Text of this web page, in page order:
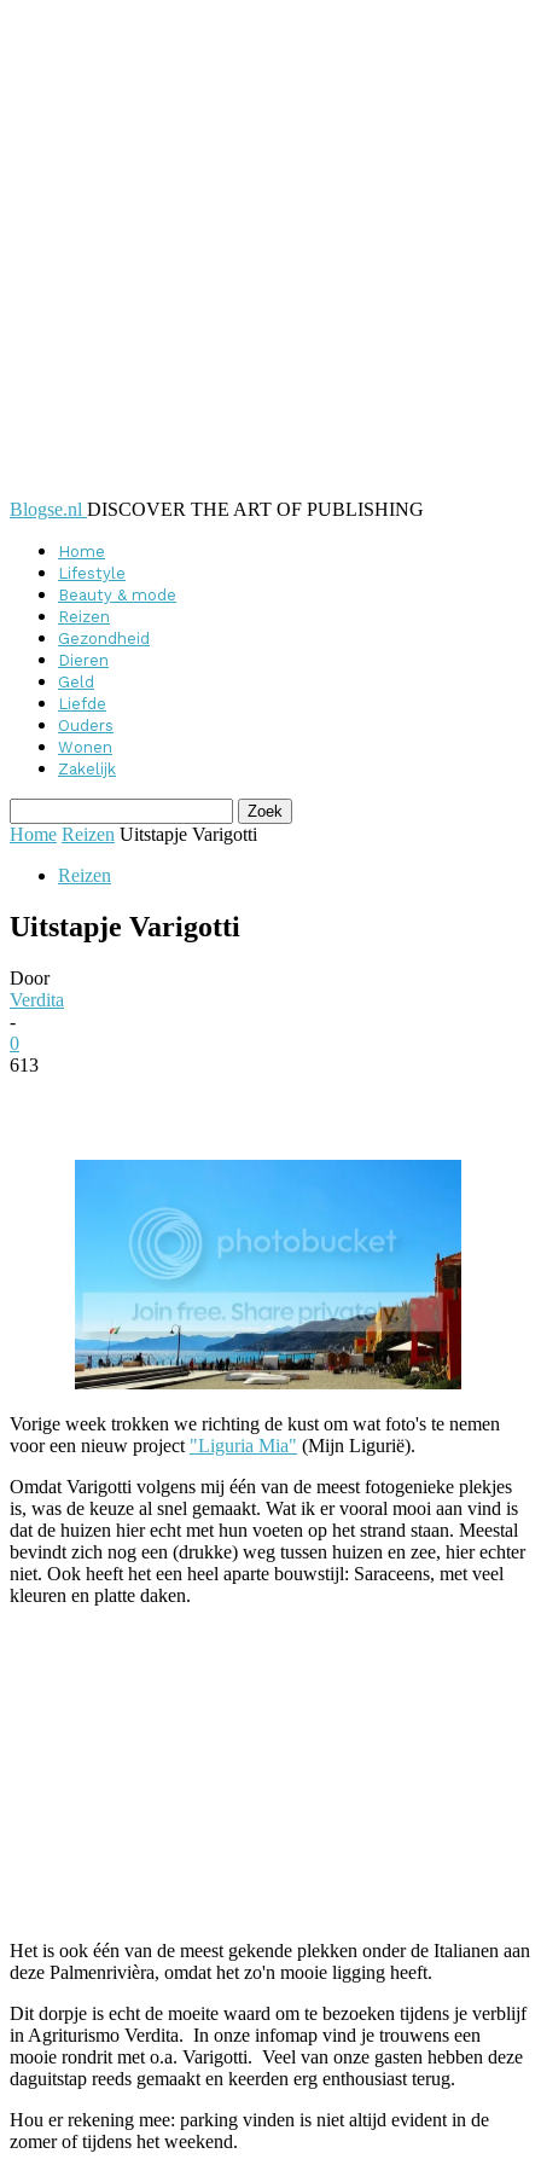
Blogse.nl DISCOVER THE ART OF PUBLISHING
Home
Lifestyle
Beauty & mode
Reizen
Gezondheid
Dieren
Geld
Liefde
Ouders
Wonen
Zakelijk
Home Reizen Uitstapje Varigotti
Reizen
Uitstapje Varigotti
Door
Verdita
-
0
613
Vorige week trokken we richting de kust om wat foto's te nemen
voor een nieuw project "Liguria Mia" (Mijn Ligurië).
Omdat Varigotti volgens mij één van de meest fotogenieke plekjes
is, was de keuze al snel gemaakt. Wat ik er vooral mooi aan vind is
dat de huizen hier echt met hun voeten op het strand staan. Meestal
bevindt zich nog een (drukke) weg tussen huizen en zee, hier echter
niet. Ook heeft het een heel aparte bouwstijl: Saraceens, met veel
kleuren en platte daken.
Het is ook één van de meest gekende plekken onder de Italianen aan
deze Palmenrivièra, omdat het zo'n mooie ligging heeft.
Dit dorpje is echt de moeite waard om te bezoeken tijdens je verblijf
in Agriturismo Verdita. In onze infomap vind je trouwens een
mooie rondrit met o.a. Varigotti. Veel van onze gasten hebben deze
daguitstap reeds gemaakt en keerden erg enthousiast terug.
Hou er rekening mee: parking vinden is niet altijd evident in de
zomer of tijdens het weekend.